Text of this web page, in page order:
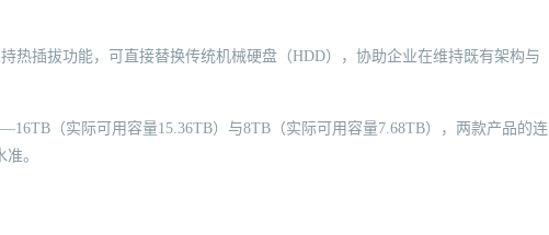
热插拔功能，可直接替换传统机械硬盘（HDD），协助企业在维持既有架构与
（实际可用容量15.36TB）与8TB（实际可用容量7.68TB），两款产品的连
。